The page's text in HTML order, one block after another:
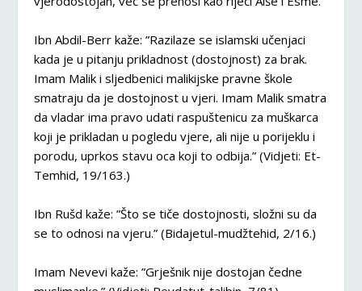
Ibn Abdil-Berr kaže: ”Razilaze se islamski učenjaci
kada je u pitanju prikladnost (dostojnost) za brak.
Imam Malik i sljedbenici malikijske pravne škole
smatraju da je dostojnost u vjeri. Imam Malik smatra
da vladar ima pravo udati raspuštenicu za muškarca
koji je prikladan u pogledu vjere, ali nije u porijeklu i
porodu, uprkos stavu oca koji to odbija.” (Vidjeti: Et-
Temhid, 19/163.)
Ibn Rušd kaže: ”Što se tiče dostojnosti, složni su da
se to odnosi na vjeru.” (Bidajetul-mudžtehid, 2/16.)
Imam Nevevi kaže: ”Grješnik nije dostojan čedne